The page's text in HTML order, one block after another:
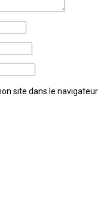
site dans le navigateur